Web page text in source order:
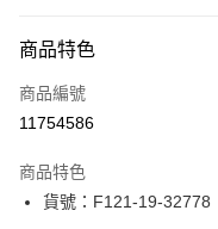
信用卡一次付款
LINE Pay
街口支付
商品特色
商品編號
11754586
商品特色
貨號：F121-19-32778